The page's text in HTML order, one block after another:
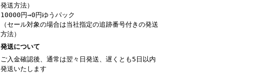
発送方法）
10000円→0円ゆうパック
（セール対象の場合は当社指定の追跡番号付きの発送
方法）
発送について
ご入金確認後、通常は翌々日発送、遅くとも5日以内
発送いたします